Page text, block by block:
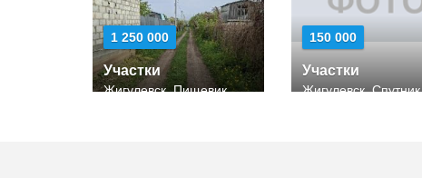
1 250 000
Участки
Жигулевск, Пищевик
150 000
Участки
Жигулевск, Спутник